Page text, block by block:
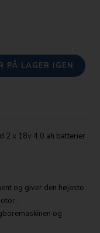
PÅ LAGER IGEN
2 x 18v 4,0 ah batterier
og giver den højeste
og